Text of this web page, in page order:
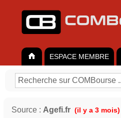
ESPACE MEMBRE
Source : Agefi.fr (il y a 3 mois)